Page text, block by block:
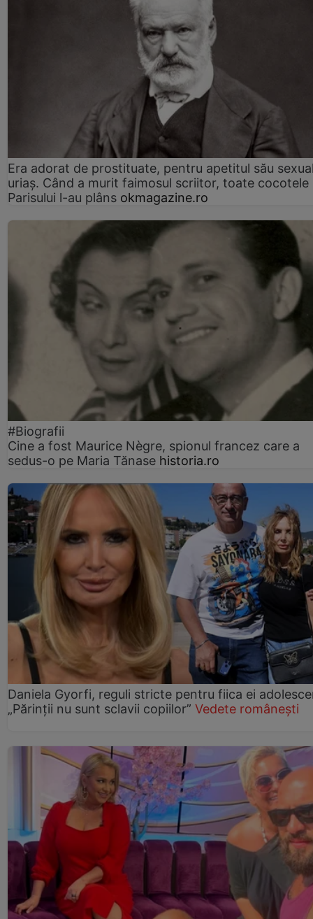
Era adorat de prostituate, pentru apetitul său
uriaș. Când a murit faimosul scriitor, toate cocotele
Parisului l-au plâns okmagazine.ro
#Biografii
Cine a fost Maurice Nègre, spionul francez care a
sedus-o pe Maria Tănase historia.ro
Daniela Gyorfi, reguli stricte pentru fiica ei
„Părinții nu sunt sclavii copiilor” Vedete românești